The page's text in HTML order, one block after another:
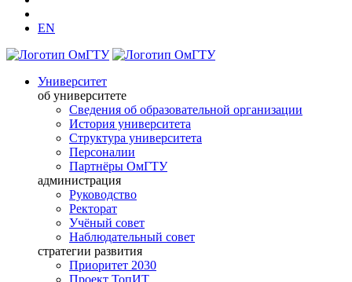
EN
Университет
об университете
Сведения об образовательной организации
История университета
Структура университета
Персоналии
Партнёры ОмГТУ
администрация
Руководство
Ректорат
Учёный совет
Наблюдательный совет
стратегии развития
Приоритет 2030
Проект ТопИТ